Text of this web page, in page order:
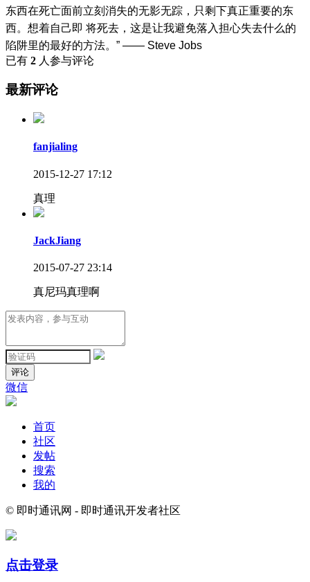
东西在死亡面前立刻消失的无影无踪，只剩下真正重要的东
西。想着自己即 将死去，这是让我避免落入担心失去什么的
陷阱里的最好的方法。” —— Steve Jobs
已有 2 人参与评论
最新评论
fanjialing
2015-12-27 17:12
真理
JackJiang
2015-07-27 23:14
真尼玛真理啊
评论
微信
首页
社区
发帖
搜索
我的
© 即时通讯网 - 即时通讯开发者社区
点击登录